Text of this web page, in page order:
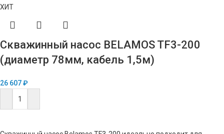
ХИТ
Скважинный насос BELAMOS TF3-200
(диаметр 78мм, кабель 1,5м)
26 607₽